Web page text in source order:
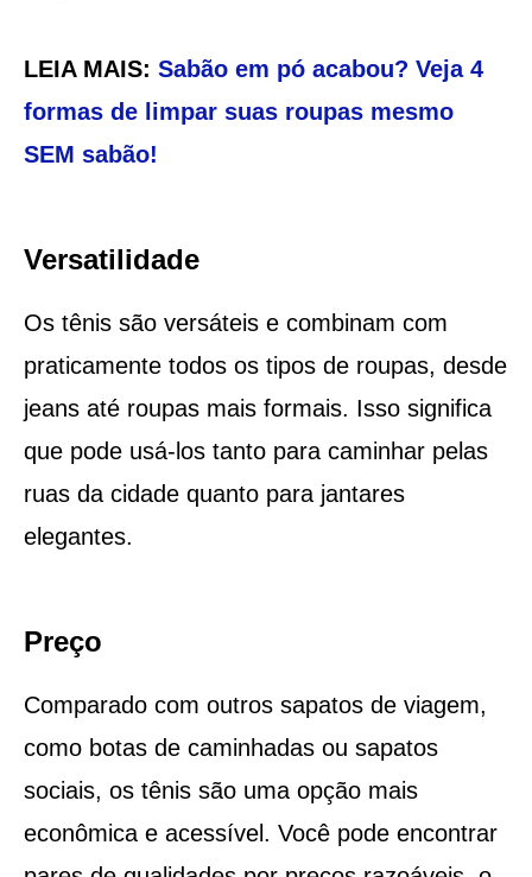
LEIA MAIS: Sabão em pó acabou? Veja 4
formas de limpar suas roupas mesmo
SEM sabão!
Versatilidade
Os tênis são versáteis e combinam com
praticamente todos os tipos de roupas, desde
jeans até roupas mais formais. Isso significa
que pode usá-los tanto para caminhar pelas
ruas da cidade quanto para jantares
elegantes.
Preço
Comparado com outros sapatos de viagem,
como botas de caminhadas ou sapatos
sociais, os tênis são uma opção mais
econômica e acessível. Você pode encontrar